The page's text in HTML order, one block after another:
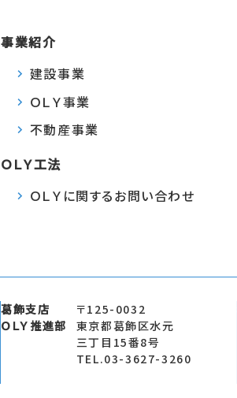
事業紹介
建設事業
ＯＬＹ事業
不動産事業
ＯＬＹ工法
ＯＬＹに関するお問い合わせ
葛飾支店
ＯＬＹ推進部
〒125-0032
東京都葛飾区水元
三丁目15番8号
TEL.03-3627-3260